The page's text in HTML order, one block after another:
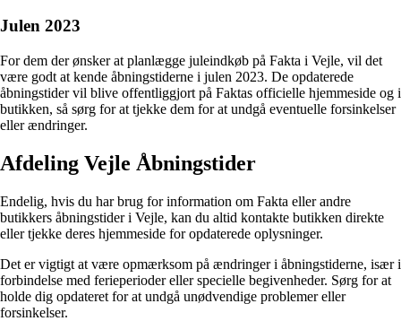
Julen 2023
For dem der ønsker at planlægge juleindkøb på Fakta i Vejle, vil det
være godt at kende åbningstiderne i julen 2023. De opdaterede
åbningstider vil blive offentliggjort på Faktas officielle hjemmeside og i
butikken, så sørg for at tjekke dem for at undgå eventuelle forsinkelser
eller ændringer.
Afdeling Vejle Åbningstider
Endelig, hvis du har brug for information om Fakta eller andre
butikkers åbningstider i Vejle, kan du altid kontakte butikken direkte
eller tjekke deres hjemmeside for opdaterede oplysninger.
Det er vigtigt at være opmærksom på ændringer i åbningstiderne, især i
forbindelse med ferieperioder eller specielle begivenheder. Sørg for at
holde dig opdateret for at undgå unødvendige problemer eller
forsinkelser.